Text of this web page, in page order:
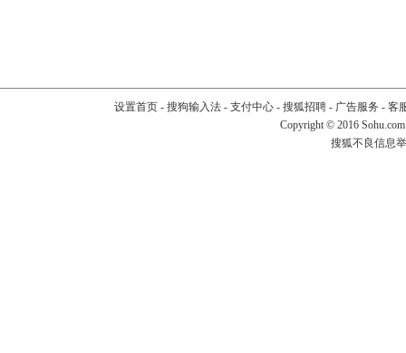
设置首页- 搜狗输入法- 支付中心- 搜狐招聘- 广告服务 - 客
Copyright © 2016
搜狐不良信息